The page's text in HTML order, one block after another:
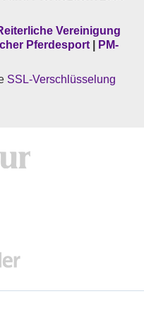
Vereinigung
Pferdesport
PM-
SSL-Verschlüsselung